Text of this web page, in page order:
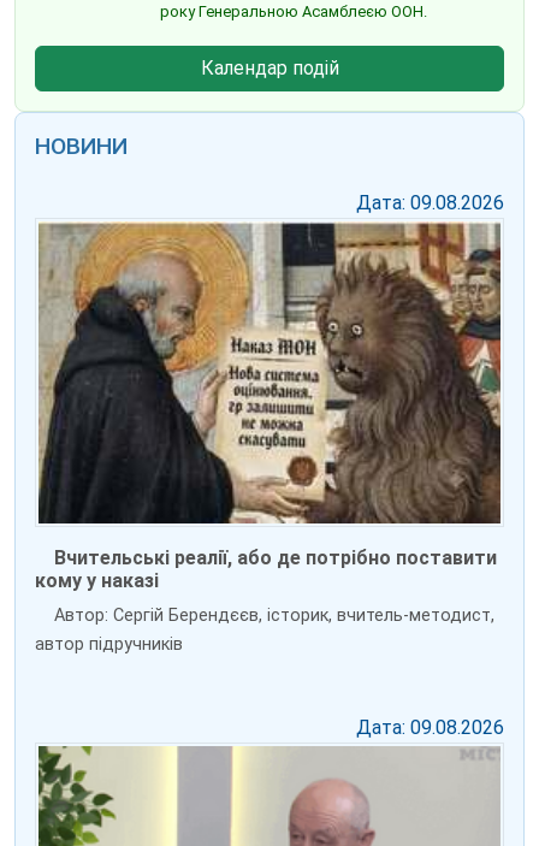
року Генеральною Асамблеєю ООН.
Календар подій
НОВИНИ
Дата: 09.08.2026
Вчительські реалії, або де потрібно поставити
кому у наказі
Автор: Сергій Берендєєв, історик, вчитель-методист,
автор підручників
Дата: 09.08.2026